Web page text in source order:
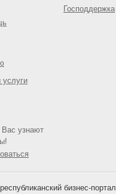
Господдержка
услуги
Вас узнают
бизнес-портал